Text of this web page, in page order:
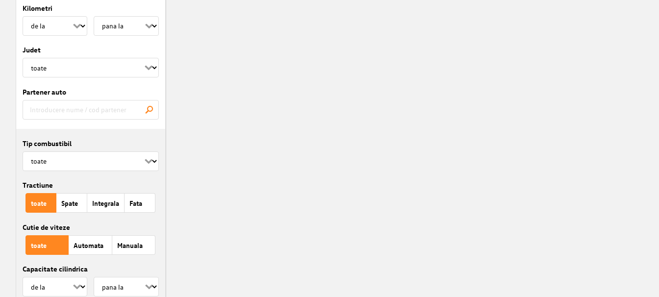
Kilometri
Judet
Partener auto
Tip combustibil
Tractiune
toate Spate Integrala Fata
Cutie de viteze
toate Automata Manuala
Capacitate cilindrica